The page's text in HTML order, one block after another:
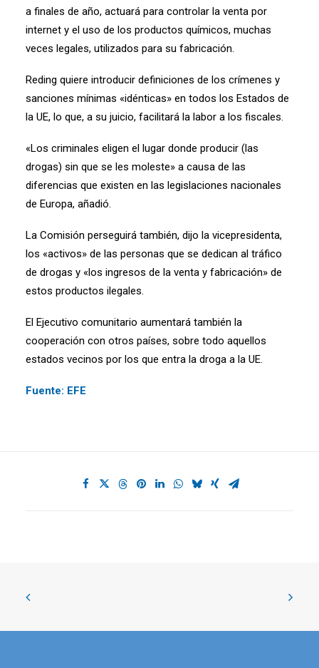
a finales de año, actuará para controlar la venta por
internet y el uso de los productos químicos, muchas
veces legales, utilizados para su fabricación.
Reding quiere introducir definiciones de los crímenes y
sanciones mínimas «idénticas» en todos los Estados de
la UE, lo que, a su juicio, facilitará la labor a los fiscales.
«Los criminales eligen el lugar donde producir (las
drogas) sin que se les moleste» a causa de las
diferencias que existen en las legislaciones nacionales
de Europa, añadió.
La Comisión perseguirá también, dijo la vicepresidenta,
los «activos» de las personas que se dedican al tráfico
de drogas y «los ingresos de la venta y fabricación» de
estos productos ilegales.
El Ejecutivo comunitario aumentará también la
cooperación con otros países, sobre todo aquellos
estados vecinos por los que entra la droga a la UE.
Fuente: EFE